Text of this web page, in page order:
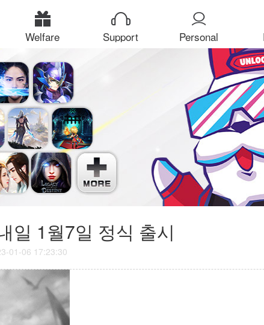
Welfare Support
Personal
Center
일 1월7일 정식 출시
01-06 17:23:30